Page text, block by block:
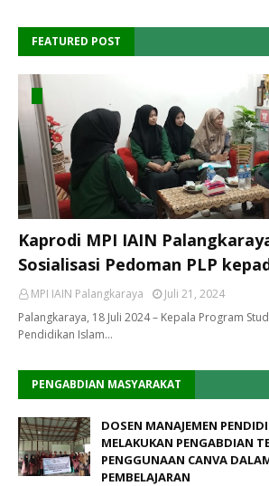
FEATURED POST
Kaprodi MPI IAIN
Sosialisasi Pedoman PLP
MPI IAIN Palangkaraya
Juli 21, 2024
Palangkaraya, 18 Juli 2024 – Kepala Program
Pendidikan Islam…
PENGABDIAN MASYARAKAT
DOSEN MANAJEMEN
MELAKUKAN PENGABDIAN
PENGGUNAAN CANVA
PEMBELAJARAN